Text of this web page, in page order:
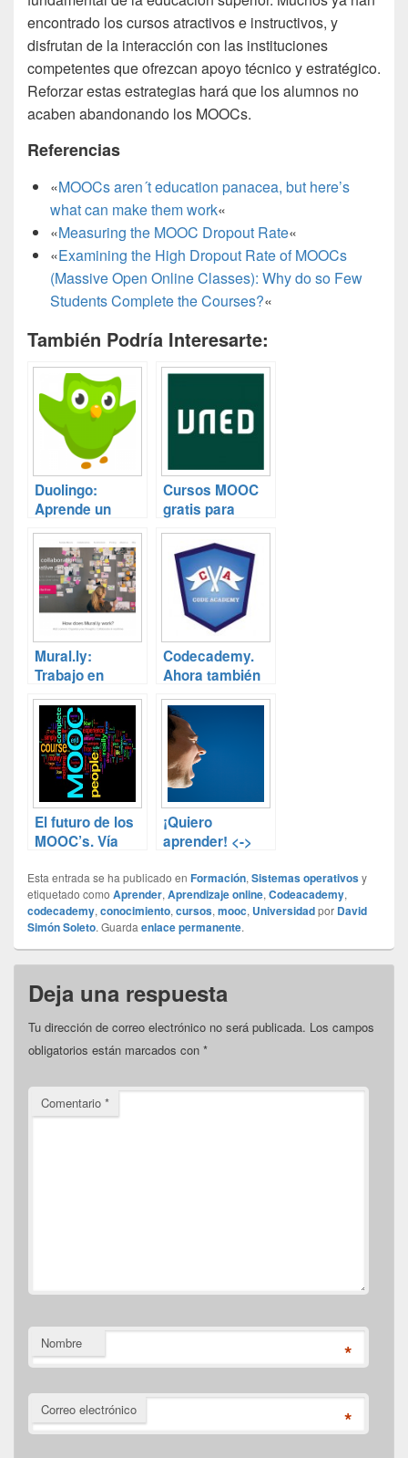
encontrado los cursos atractivos e instructivos, y
disfrutan de la interacción con las instituciones
competentes que ofrezcan apoyo técnico y estratégico.
Reforzar estas estrategias hará que los alumnos no
acaben abandonando los MOOCs.
Referencias
«MOOCs aren´t education panacea, but here’s
what can make them work«
«Measuring the MOOC Dropout Rate«
«Examining the High Dropout Rate of MOOCs
(Massive Open Online Classes): Why do so Few
Students Complete the Courses?«
También Podría Interesarte:
Duolingo:
Aprende un
idioma gratis
Cursos MOOC
gratis para
todos los
gustos de la
UNED
Mural.ly:
Trabajo en
equipo para
creativos.
Codecademy.
Ahora también
en Castellano
El futuro de los
MOOC’s. Vía
ra
¡Quiero
aprender! <->
Esta entrada se ha publicado en Formación, Sistemas operativosy
etiquetado como Aprender, Aprendizaje online, Codeacademy,
codecademy, conocimiento, cursos, mooc, Universidadpor David
Simón Soleto. Guarda enlace permanente.
Deja una respuesta
Tu dirección de correo electrónico no será publicada. Los campos
obligatorios están marcados con *
Comentario *
Nombre *
Correo electrónico *